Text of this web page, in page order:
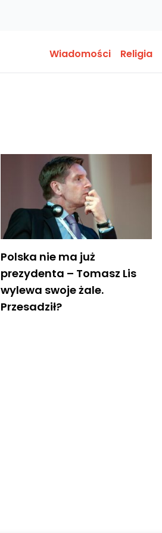
Wiadomości Religia
Polska nie ma już
prezydenta – Tomasz Lis
wylewa swoje żale.
Przesadził?